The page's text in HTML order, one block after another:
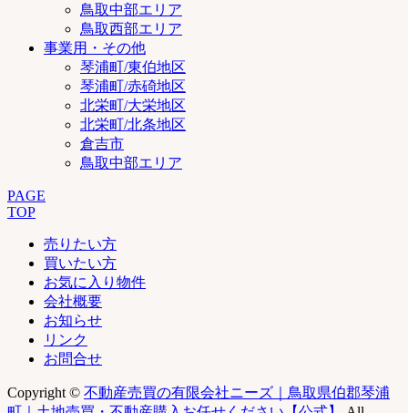
鳥取中部エリア
鳥取西部エリア
事業用・その他
琴浦町/東伯地区
琴浦町/赤碕地区
北栄町/大栄地区
北栄町/北条地区
倉吉市
鳥取中部エリア
PAGE
TOP
売りたい方
買いたい方
お気に入り物件
会社概要
お知らせ
リンク
お問合せ
Copyright © 不動産売買の有限会社ニーズ｜鳥取県伯郡琴浦